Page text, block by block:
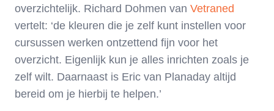
overzichtelijk. Richard Dohmen van Vetraned
vertelt: ‘de kleuren die je zelf kunt instellen voor
cursussen werken ontzettend fijn voor het
overzicht. Eigenlijk kun je alles inrichten zoals je
zelf wilt. Daarnaast is Eric van Planaday altijd
bereid om je hierbij te helpen.’